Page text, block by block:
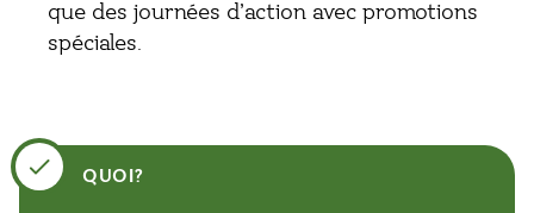
que des journées d’action avec promotions
spéciales.
QUOI?